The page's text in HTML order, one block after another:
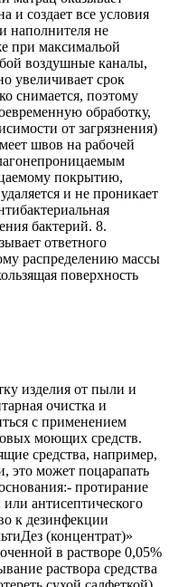
и создает все условия
наполнителя не
при максимальой
воздушные каналы,
увеличивает срок
снимается, поэтому
обработку,
от загрязнения)
швов на рабочей
покрытию,
и не проникает
бактерий. 8.
ответного
распределению массы
поверхность
изделия от пыли и
очистка и
с применением
моющих средств.
средства, например,
это может поцарапать
протирание
антисептического
к дезинфекции
(концентрат)»
в растворе 0,05%
раствора средства